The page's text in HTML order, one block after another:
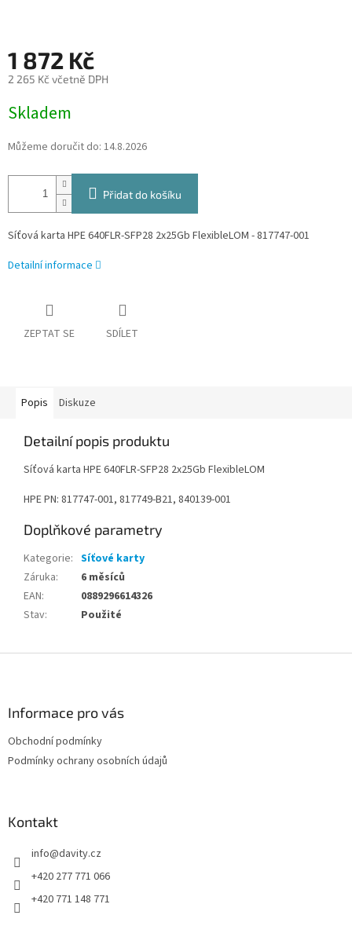
1 872 Kč
2 265 Kč včetně DPH
cena:
Skladem
Můžeme doručit do: 14.8.2026
Přidat do košíku
Síťová karta HPE 640FLR-SFP28 2x25Gb FlexibleLOM - 817747-001
Detailní informace
ZEPTAT SE SDÍLET
Popis Diskuze
Detailní popis produktu
Síťová karta HPE 640FLR-SFP28 2x25Gb FlexibleLOM
HPE PN: 817747-001, 817749-B21, 840139-001
Doplňkové parametry
Kategorie: Síťové karty
Záruka:
6 měsíců
EAN:
0889296614326
Stav: Použité
Informace pro vás
Obchodní podmínky
Podmínky ochrany osobních údajů
Kontakt
info@davity.cz
+420 277 771 066
+420 771 148 771